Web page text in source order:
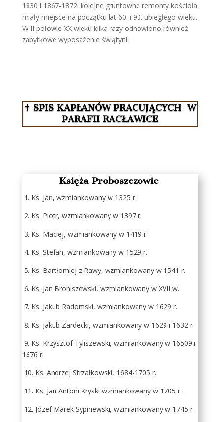
1830 i 1867-1872. kolejne gruntowne remonty kościoła
miały miejsce na początku lat 60. i 90. ubiegłego wieku.
W II połowie XX wieku kilka razy odnowiono również
zabytkowe wyposażenie świątyni.
✝ SPIS KAPŁANÓW PRACUJĄCYCH W
PARAFII RACŁAWICE
Księża Proboszczowie
1. Ks. Jan, wzmiankowany w 1325 r.
2. Ks. Piotr, wzmiankowany w 1397 r.
3. Ks. Maciej, wzmiankowany w 1419 r.
4. Ks. Stefan, wzmiankowany w 1529 r.
5. Ks. Bartłomiej z Rawy, wzmiankowany w 1541 r.
6. Ks. Jan Broniszewski, wzmiankowany w XVII w.
7. Ks. Jakub Radomski, wzmiankowany w 1629 r.
8. Ks. Jakub Zardecki, wzmiankowany w 1629 i 1632 r.
9. Ks. Krzysztof Tyliszewski, wzmiankowany w 16509 i
1676 r.
10. Ks. Andrzej Strzałkowski, 1684-1705 r.
11. Ks. Jan Antoni Kryski wzmiankowany w 1705 r.
12. Józef Marek Sypniewski, wzmiankowany w 1745 r.